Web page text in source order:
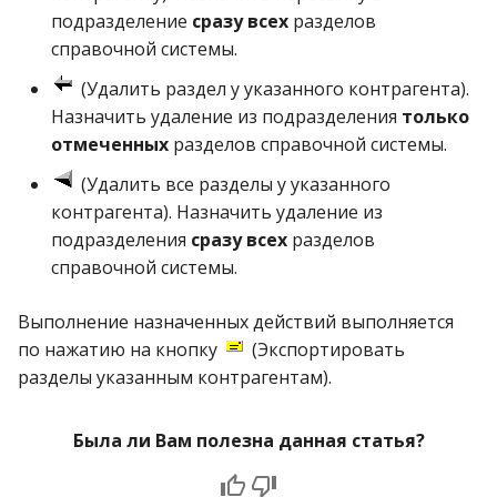
2023)
Реестр документов
розничного склада
Реестр приходов от
Реестр розничных цен
Статотчёт по группам
товара (Генератор)
Формы 7-МЗ, 11-МЗ
операции»
Модуль «Торговые
технологии»
Работа с остатками
Работа со сроками
годности
Работа с фасовкой
товара
Справочники
Услуги
Учет кассовых операций
данных
подразделение сразу всех разделов
справочной системы.
(Удалить раздел у указанного контрагента).
Назначить удаление из подразделения только
отмеченных разделов справочной системы.
(Удалить все разделы у указанного
контрагента). Назначить удаление из
подразделения сразу всех разделов
справочной системы.
Выполнение назначенных действий выполняется
по нажатию на кнопку
(Экспортировать
разделы указанным контрагентам).
Была ли Вам полезна данная статья?